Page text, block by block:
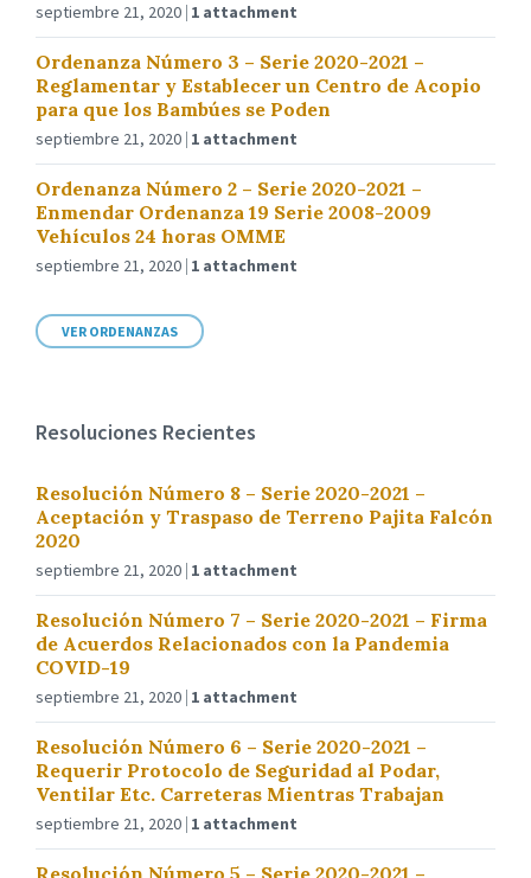
septiembre 21, 2020 1 attachment
Ordenanza Número 3 – Serie 2020-2021 –
Reglamentar y Establecer un Centro de Acopio
para que los Bambúes se Poden
septiembre 21, 2020 1 attachment
Ordenanza Número 2 – Serie 2020-2021 –
Enmendar Ordenanza 19 Serie 2008-2009
Vehículos 24 horas OMME
septiembre 21, 2020 1 attachment
VER ORDENANZAS
Resoluciones Recientes
Resolución Número 8 – Serie 2020-2021 –
Aceptación y Traspaso de Terreno Pajita Falcón
2020
septiembre 21, 2020 1 attachment
Resolución Número 7 – Serie 2020-2021 – Firma
de Acuerdos Relacionados con la Pandemia
COVID-19
septiembre 21, 2020 1 attachment
Resolución Número 6 – Serie 2020-2021 –
Requerir Protocolo de Seguridad al Podar,
Ventilar Etc. Carreteras Mientras Trabajan
septiembre 21, 2020 1 attachment
Resolución Número 5 – Serie 2020-2021 –